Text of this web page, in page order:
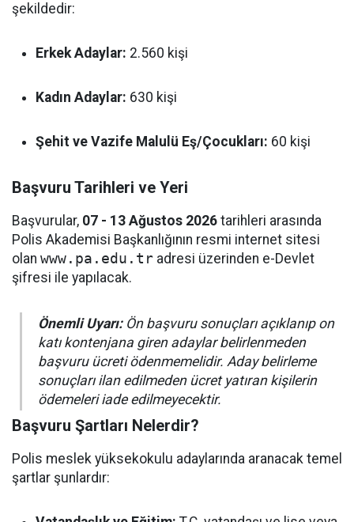
şekildedir:
Erkek Adaylar: 2.560 kişi
Kadın Adaylar: 630 kişi
Şehit ve Vazife Malulü Eş/Çocukları: 60 kişi
Başvuru Tarihleri ve Yeri
Başvurular, 07 - 13 Ağustos 2026 tarihleri arasında
Polis Akademisi Başkanlığının resmi internet sitesi
olan www.pa.edu.tr adresi üzerinden e-Devlet
şifresi ile yapılacak.
Önemli Uyarı:Ön başvuru sonuçları açıklanıp on
katı kontenjana giren adaylar belirlenmeden
başvuru ücreti ödenmemelidir. Aday belirleme
sonuçları ilan edilmeden ücret yatıran kişilerin
ödemeleri iade edilmeyecektir.
Başvuru Şartları Nelerdir?
Polis meslek yüksekokulu adaylarında aranacak temel
şartlar şunlardır: